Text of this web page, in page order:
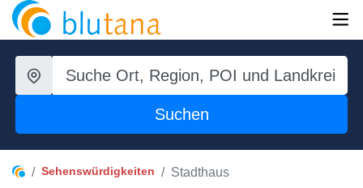
Suchen
Sehenswürdigkeiten Stadthaus